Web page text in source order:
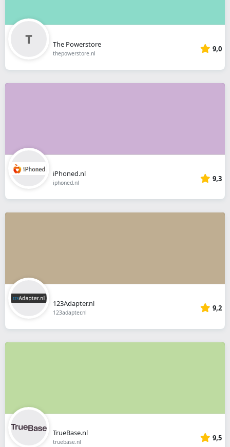
The Powerstore
thepowerstore.nl 9,0
iPhoned.nl
iphoned.nl 9,3
123Adapter.nl
123adapter.nl 9,2
TrueBase.nl
truebase.nl 9,5